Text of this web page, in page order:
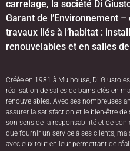
carrelage, la société Di
Garant de l’Environnement
travaux liés à l’habitat :
renouvelables et en salles
Créée en 1981 à Mulhouse, Di Giusto
réalisation de salles de bains clés en
renouvelables. Avec ses nombreuses
assurer la satisfaction et le bien-être
son sens de la responsabilité et de son
que fournir un service à ses clients,
avec eux tout en leur permettant de